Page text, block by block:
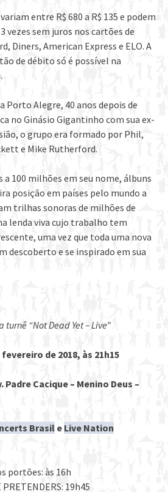
entre R$ 680 a R$ 135 e podem
vezes sem juros nos cartões de
Diners, American Express e ELO. A
de débito só é possível na
Porto Alegre, 40 anos depois de
no Ginásio Gigantinho com sua ex-
o grupo era formado por Phil,
e Mike Rutherford.
a 100 milhões em seu nome, álbuns
posição em países pelo mundo a
trilhas sonoras de milhões de
lenda viva cujo trabalho tem
uma vez que toda uma nova
descoberto e se inspirado em sua
“Not Dead Yet – Live”
de 2018, às 21h15
Padre Cacique – Menino Deus –
Brasil e Live Nation
portões: às 16h
19h45